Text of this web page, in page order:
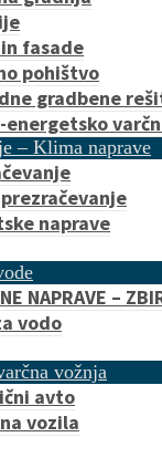
fasade
pohištvo
gradbene
energetsko
– Klima naprave
naprave
NAPRAVE –
vodo
vožnja
avto
vozila